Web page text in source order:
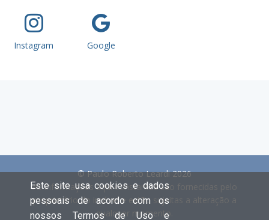
Instagram Google
© Paulo Roberto Leardi 2026
As informações aqui constantes são fornecidas pelo
proprietário do imóvel e estão sujeitas a alteração a
qualquer momento.
Este site usa cookies e dados
pessoais de acordo com os
nossos Termos de Uso e